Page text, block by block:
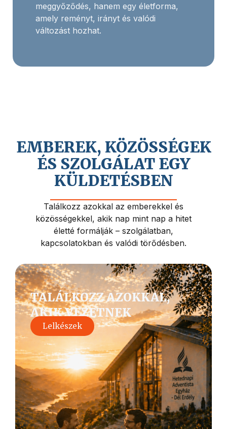
meggyőződés, hanem egy életforma,
amely reményt, irányt és valódi
változást hozhat.
EMBEREK, KÖZÖSSÉGEK
ÉS SZOLGÁLAT EGY
KÜLDETÉSBEN
Találkozz azokkal az emberekkel és
közösségekkel, akik nap mint nap a hitet
életté formálják – szolgálatban,
kapcsolatokban és valódi törődésben.
TALÁLKOZZ AZOKKAL,
AKIK VEZETNEK
Lelkészek